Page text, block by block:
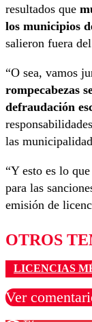
resultados que
los municipios
salieron fuera
“O sea, vamos
rompecabezas
defraudación
las
“Y esto es lo
para las
emisión de
OTROS
LICENCIAS
Ver